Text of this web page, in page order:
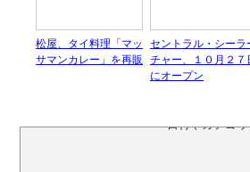
松屋、タイ料理「マッ
サマンカレー」を再販
セントラル・シーラ
チャー、１０月２７
にオープン
日付やカテゴ